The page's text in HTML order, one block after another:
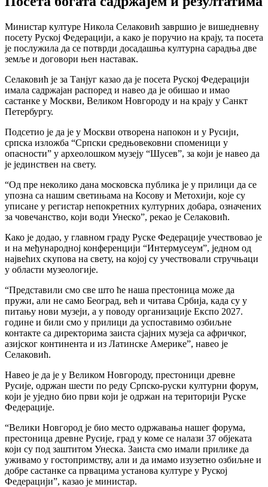
Министар културе Никола Селаковић завршио је вишедневну
посету Руској Федерацији, а како је поручио на крају, та посета
је послужила да се потврди досадашња културна сарадња две
земље и договори њен наставак.
Селаковић је за Танјуг казао да је посета Руској Федерацији
имала садржајан распоред и навео да је обишао и имао
састанке у Москви, Великом Новгороду и на крају у Санкт
Петербургу.
Подсетио је да је у Москви отворена напокон и у Русији,
српска изложба “Српски средњовековни споменици у
опасности” у археолошком музеју “Шусев”, за који је навео да
је јединствен на свету.
“Од пре неколико дана московска публика је у прилици да се
упозна са нашим светињама на Косову и Метохији, које су
уписане у регистар непокретних културних добара, означених
за човечанство, који води Унеско”, рекао је Селаковић.
Како је додао, у главном граду Руске Федерације учествовао је
и на међународној конференцији “Интермусеум”, једном од
највећих скупова на свету, на којој су учествовали стручњаци
у области музеологије.
“Представили смо све што ће наша престоница може да
пружи, али не само Београд, већ и читава Србија, када су у
питању нови музеји, а у поводу организације Експо 2027.
године и били смо у прилици да успоставимо озбиљне
контакте са директорима заиста сјајних музеја са афричког,
азијског континента и из Латинске Америке”, навео је
Селаковић.
Навео је да је у Великом Новгороду, престоници древне
Русије, одржан шести по реду Српско-руски културни форум,
који је уједно био први који је одржан на територији Руске
Федерације.
“Велики Новгород је био место одржавања нашег форума,
престоница древне Русије, град у коме се налази 37 објеката
који су под заштитом Унеска. Заиста смо имали прилике да
уживамо у гостопримству, али и да имамо изузетно озбиљне и
добре састанке са првацима установа културе у Руској
Федерацији”, казао је министар.